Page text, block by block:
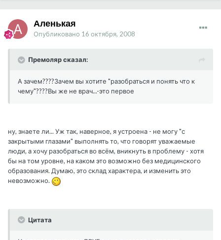
Аленькая
Опубликовано 16 октября, 2008
Премоляр сказал:
А зачем????Зачем вы хотите "разобраться и понять что к
чему"????Вы же не врач...-это первое
ну, знаете ли... Уж так, наверное, я устроена - не могу "с
закрытыми глазами" выполнять то, что говорят уважаемые
люди, а хочу разобраться во всём, вникнуть в проблему - хотя
бы на том уровне, на каком это возможно без медицинского
образования. Думаю, это склад характера, и изменить это
невозможно.
Цитата